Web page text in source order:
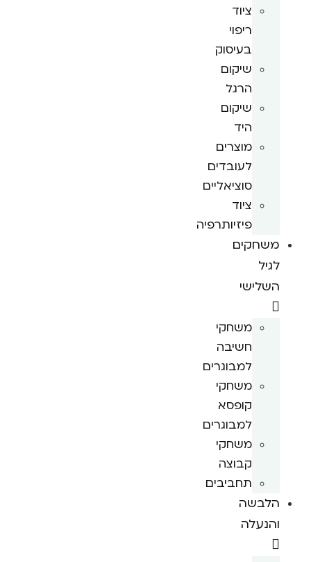
ציוד
ריפוי
בעיסוק
שיקום
הרגל
שיקום
היד
מוצרים
לעובדים
סוציאליים
ציוד
פיזיותרפיה
משחקים
לגיל
השלישי
משחקי
חשיבה
למבוגרים
משחקי
קופסא
למבוגרים
משחקי
קבוצה
תחביבים
הלבשה
והנעלה